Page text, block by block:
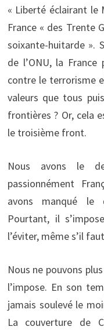
« Liberté éclairant le
France « des Trente
soixante-huitarde ».
de l’ONU, la
contre le terrorisme
valeurs que tous
frontières ? Or, cela
le troisième front.
Nous avons le
passionnément
avons manqué le
Pourtant, il
l’éviter, même s’il
Nous ne pouvons
l’impose. En son
jamais soulevé le
La couverture de